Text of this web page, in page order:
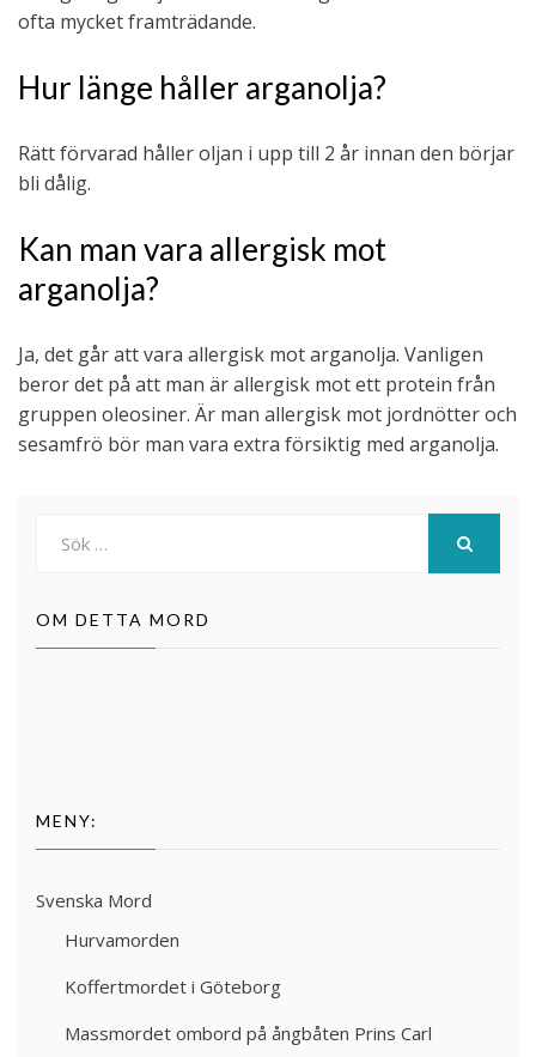
ofta mycket framträdande.
Hur länge håller arganolja?
Rätt förvarad håller oljan i upp till 2 år innan den börjar
bli dålig.
Kan man vara allergisk mot
arganolja?
Ja, det går att vara allergisk mot arganolja. Vanligen
beror det på att man är allergisk mot ett protein från
gruppen oleosiner. Är man allergisk mot jordnötter och
sesamfrö bör man vara extra försiktig med arganolja.
efter:
OM DETTA MORD
MENY:
Svenska Mord
Hurvamorden
Koffertmordet i Göteborg
Massmordet ombord på ångbåten Prins Carl